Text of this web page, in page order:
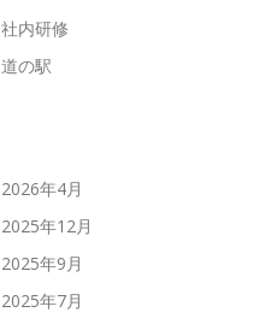
社内研修
道の駅
2026年4月
2025年12月
2025年9月
2025年7月